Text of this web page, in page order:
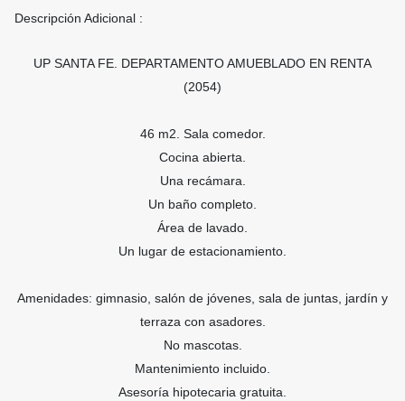
Descripción Adicional :
UP SANTA FE. DEPARTAMENTO AMUEBLADO EN RENTA
(2054)
46 m2. Sala comedor.
Cocina abierta.
Una recámara.
Un baño completo.
Área de lavado.
Un lugar de estacionamiento.
Amenidades: gimnasio, salón de jóvenes, sala de juntas, jardín y
terraza con asadores.
No mascotas.
Mantenimiento incluido.
Asesoría hipotecaria gratuita.